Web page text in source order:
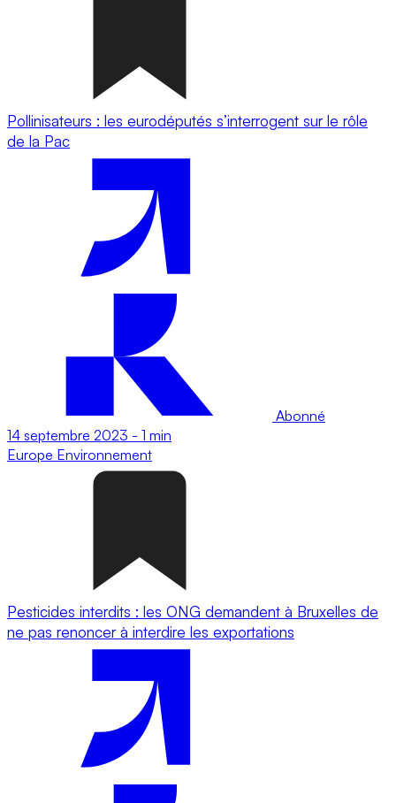
Pollinisateurs : les eurodéputés s’interrogent sur le rôle
de la Pac
Abonné
14 septembre 2023 - 1 min
Europe Environnement
Pesticides interdits : les ONG demandent à Bruxelles de
ne pas renoncer à interdire les exportations